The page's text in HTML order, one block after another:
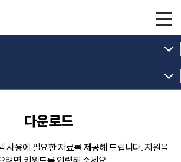
다운로드
사용에 필요한 자료를 제공해 드립니다.지원을